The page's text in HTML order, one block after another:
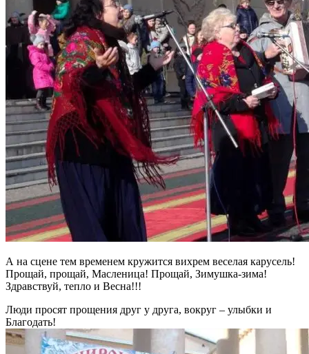
А на сцене тем временем кружится вихрем веселая карусель!
Прощай, прощай, Масленица! Прощай, Зимушка-зима!
Здравствуй, тепло и Весна!!!
Люди просят прощения друг у друга, вокруг – улыбки и
Благодать!